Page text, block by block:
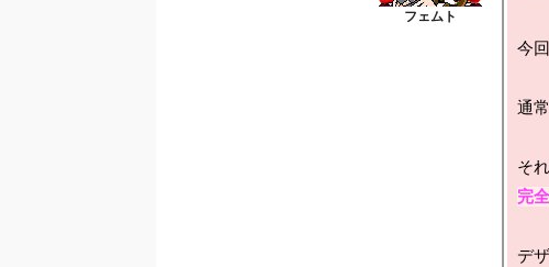
今
通
そ
完
デ